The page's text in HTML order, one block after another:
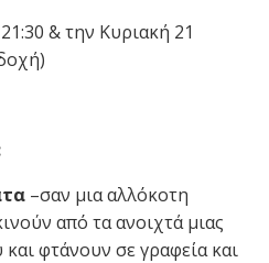
& την Κυριακή 21
–σαν μια αλλόκοτη
από τα ανοιχτά μιας
φτάνουν σε γραφεία και